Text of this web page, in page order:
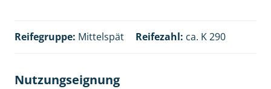
Reifegruppe: Mittelspät Reifezahl: ca. K 290
Nutzungseignung